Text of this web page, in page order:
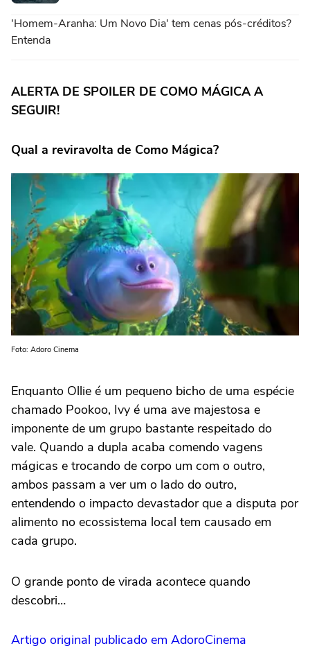
'Homem-Aranha: Um Novo Dia' tem cenas pós-créditos?
Entenda
ALERTA DE SPOILER DE COMO MÁGICA A
SEGUIR!
Qual a reviravolta de Como Mágica?
Foto: Adoro Cinema
Enquanto Ollie é um pequeno bicho de uma espécie
chamado Pookoo, Ivy é uma ave majestosa e
imponente de um grupo bastante respeitado do
vale. Quando a dupla acaba comendo vagens
mágicas e trocando de corpo um com o outro,
ambos passam a ver um o lado do outro,
entendendo o impacto devastador que a disputa por
alimento no ecossistema local tem causado em
cada grupo.
O grande ponto de virada acontece quando
descobri…
Artigo original publicado em AdoroCinema